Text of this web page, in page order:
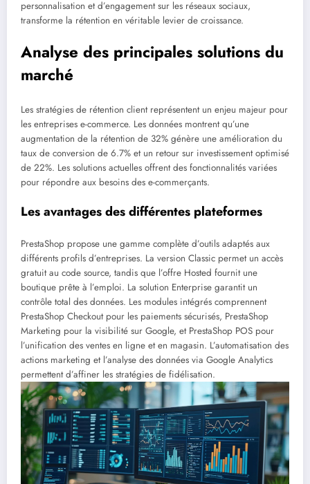
personnalisation et d’engagement sur les réseaux sociaux,
transforme la rétention en véritable levier de croissance.
Analyse des principales solutions du
marché
Les stratégies de rétention client représentent un enjeu majeur pour
les entreprises e-commerce. Les données montrent qu’une
augmentation de la rétention de 32% génère une amélioration du
taux de conversion de 6.7% et un retour sur investissement optimisé
de 22%. Les solutions actuelles offrent des fonctionnalités variées
pour répondre aux besoins des e-commerçants.
Les avantages des différentes plateformes
PrestaShop propose une gamme complète d’outils adaptés aux
différents profils d’entreprises. La version Classic permet un accès
gratuit au code source, tandis que l’offre Hosted fournit une
boutique prête à l’emploi. La solution Enterprise garantit un
contrôle total des données. Les modules intégrés comprennent
PrestaShop Checkout pour les paiements sécurisés, PrestaShop
Marketing pour la visibilité sur Google, et PrestaShop POS pour
l’unification des ventes en ligne et en magasin. L’automatisation des
actions marketing et l’analyse des données via Google Analytics
permettent d’affiner les stratégies de fidélisation.